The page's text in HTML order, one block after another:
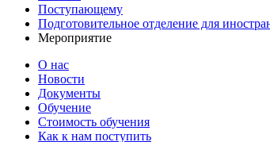
Поступающему
Подготовительное отделение для
Мероприятие
О нас
Новости
Документы
Обучение
Стоимость обучения
Как к нам поступить